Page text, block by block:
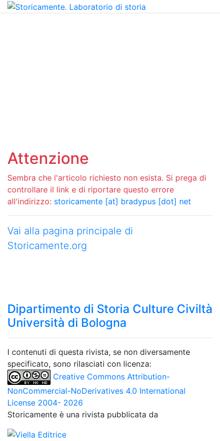
Attenzione
Sembra che l'articolo richiesto non esista. Si prega di
controllare il link e di riportare questo errore
all'indirizzo: storicamente [at] bradypus [dot] net
Vai alla pagina principale di
Storicamente.org
Dipartimento di Storia Culture Civiltà
Università di Bologna
I contenuti di questa rivista, se non diversamente
specificato, sono rilasciati con licenza:
Creative Commons Attribution-
NonCommercial-NoDerivatives 4.0 International
License 2004- 2026
Storicamente è una rivista pubblicata da